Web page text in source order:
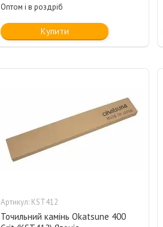
Оптом і в роздріб
Купити
KST412
Точильний камінь Okatsune 400